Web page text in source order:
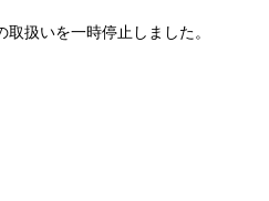
扱いを一時停止しました。